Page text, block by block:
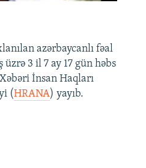
azərbaycanlı fəal
3 il 7 ay 17 gün həbs
İnsan Haqları
(HRANA) yayıb.